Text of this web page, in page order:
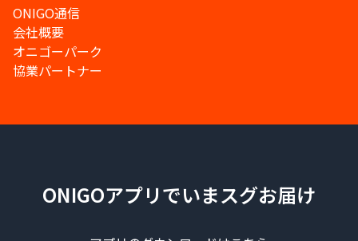
ONIGO通信
会社概要
オニゴーパーク
協業パートナー
ONIGOアプリでいまスグお届け